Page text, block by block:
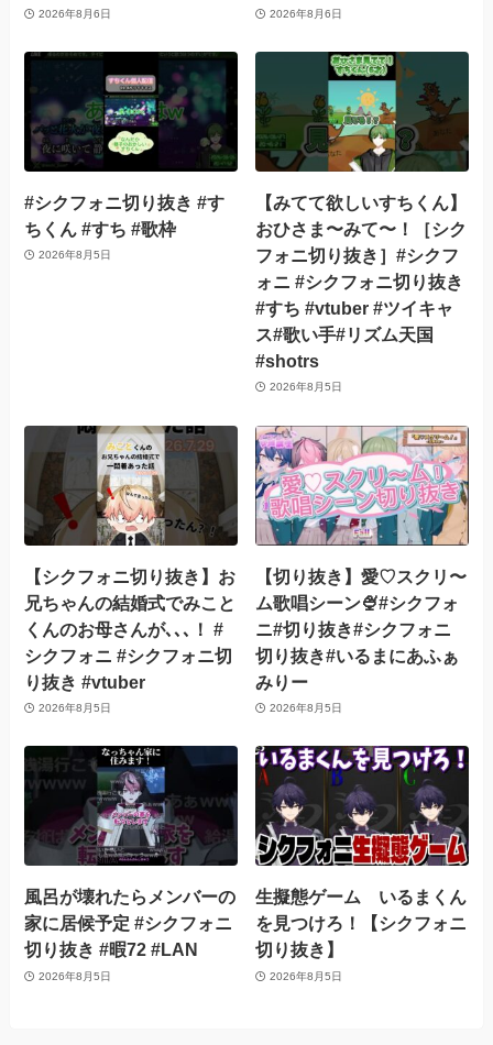
2026年8月6日 2026年8月6日
#シクフォニ切り抜き #す
ちくん #すち #歌枠
2026年8月5日
【みてて欲しいすちくん】
おひさま〜みて〜！［シク
フォニ切り抜き］#シクフ
ォニ #シクフォニ切り抜き
#すち #vtuber #ツイキャ
ス#歌い手#リズム天国
#shotrs
2026年8月5日
【シクフォニ切り抜き】お
兄ちゃんの結婚式でみこと
くんのお母さんが､､､！ #
シクフォニ #シクフォニ切
り抜き #vtuber
2026年8月5日
【切り抜き】愛♡スクリ〜
ム歌唱シーン🍨#シクフォ
ニ#切り抜き#シクフォニ
切り抜き#いるまにあふぁ
みりー
2026年8月5日
風呂が壊れたらメンバーの
家に居候予定 #シクフォニ
切り抜き #暇72 #LAN
2026年8月5日
生擬態ゲーム いるまくん
を見つけろ！【シクフォニ
切り抜き】
2026年8月5日